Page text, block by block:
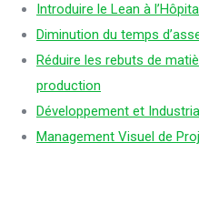
Introduire le Lean à
Diminution du temps
Réduire les rebuts de
production
Développement et
Management Visuel de